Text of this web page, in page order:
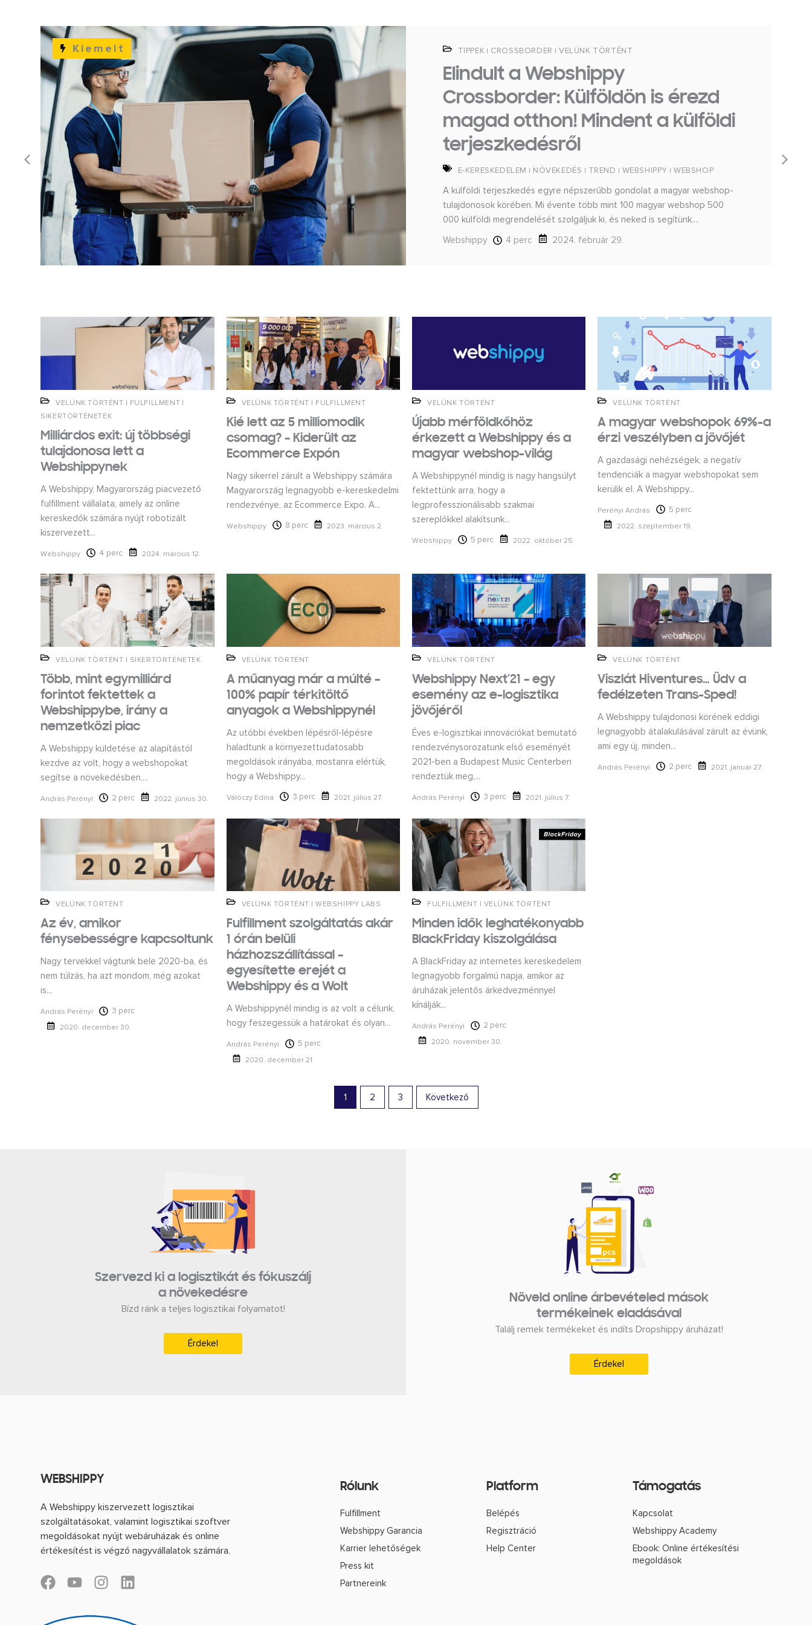
Kiemelt TIPPEK | CROSSBORDER | VELÜNK TÖRTÉNT
Elindult a Webshippy
Crossborder: Külföldön is érezd
magad otthon! Mindent a külföldi
terjeszkedésről
E-KERESKEDELEM | NÖVEKEDÉS | TREND | WEBSHIPPY | WEBSHOP
A külföldi terjeszkedés egyre népszerűbb gondolat a magyar webshop-
tulajdonosok körében. Mi évente több mint 100 magyar webshop 500
000 külföldi megrendelését szolgáljuk ki, és neked is segítünk....
Webshippy
4 perc 2024. február 29.
VELÜNK TÖRTÉNT | FULFILLMENT |
SIKERTÖRTÉNETEK
Milliárdos exit: új többségi
tulajdonosa lett a
Webshippynek
A Webshippy, Magyarország piacvezető
fulfillment vállalata, amely az online
kereskedők számára nyújt robotizált
kiszervezett...
Webshippy 4 perc 2024. március 12.
VELÜNK TÖRTÉNT | FULFILLMENT
Kié lett az 5 milliomodik
csomag? – Kiderült az
Ecommerce Expón
Nagy sikerrel zárult a Webshippy számára
Magyarország legnagyobb e-kereskedelmi
rendezvénye, az Ecommerce Expo. A...
Webshippy 8 perc 2023. március 2.
VELÜNK TÖRTÉNT
Újabb mérföldkőhöz
érkezett a Webshippy és a
magyar webshop-világ
A Webshippynél mindig is nagy hangsúlyt
fektettünk arra, hogy a
legprofesszionálisabb szakmai
szereplőkkel alakítsunk...
Webshippy 5 perc 2022. október 25.
VELÜNK TÖRTÉNT
A magyar webshopok 69%-a
érzi veszélyben a jövőjét
A gazdasági nehézségek, a negatív
tendenciák a magyar webshopokat sem
kerülik el. A Webshippy...
Perényi András 5 perc
2022. szeptember 19.
VELÜNK TÖRTÉNT | SIKERTÖRTÉNETEK
Több, mint egymilliárd
forintot fektettek a
Webshippybe, irány a
nemzetközi piac
A Webshippy küldetése az alapítástól
kezdve az volt, hogy a webshopokat
segítse a növekedésben,...
András Perényi 2 perc 2022. június 30.
VELÜNK TÖRTÉNT
A műanyag már a múlté –
100% papír térkitöltő
anyagok a Webshippynél
Az utóbbi években lépésről-lépésre
haladtunk a környezettudatosabb
megoldások irányába, mostanra elértük,
hogy a Webshippy...
Válóczy Edina 3 perc 2021. július 27.
VELÜNK TÖRTÉNT
Webshippy Next’21 – egy
esemény az e-logisztika
jövőjéről
Éves e-logisztikai innovációkat bemutató
rendezvénysorozatunk első eseményét
2021-ben a Budapest Music Centerben
rendeztük meg,...
András Perényi 3 perc 2021. július 7.
VELÜNK TÖRTÉNT
Viszlát Hiventures… Üdv a
fedélzeten Trans-Sped!
A Webshippy tulajdonosi körének eddigi
legnagyobb átalakulásával zárult az évünk,
ami egy új, minden...
András Perényi 2 perc 2021. január 27.
VELÜNK TÖRTÉNT
Az év, amikor
fénysebességre kapcsoltunk
Nagy tervekkel vágtunk bele 2020-ba, és
nem túlzás, ha azt mondom, még azokat
is...
András Perényi 3 perc
2020. december 30.
VELÜNK TÖRTÉNT | WEBSHIPPY LABS
Fulfillment szolgáltatás akár
1 órán belüli
házhozszállítással –
egyesítette erejét a
Webshippy és a Wolt
A Webshippynél mindig is az volt a célunk,
hogy feszegessük a határokat és olyan...
András Perényi 5 perc
2020. december 21.
FULFILLMENT | VELÜNK TÖRTÉNT
Minden idők leghatékonyabb
BlackFriday kiszolgálása
A BlackFriday az internetes kereskedelem
legnagyobb forgalmú napja, amikor az
áruházak jelentős árkedvezménnyel
kínálják...
András Perényi 2 perc
2020. november 30.
1 2 3 Következő
Szervezd ki a logisztikát és fókuszálj
a növekedésre
Bízd ránk a teljes logisztikai folyamatot!
Érdekel
Növeld online árbevételed mások
termékeinek eladásával
Találj remek termékeket és indíts Dropshippy áruházat!
Érdekel
WEBSHIPPY
A Webshippy kiszervezett logisztikai
szolgáltatásokat, valamint logisztikai szoftver
megoldásokat nyújt webáruházak és online
értékesítést is végző nagyvállalatok számára.
F
Y
u
I
s
L
Rólunk
Fulfillment
Webshippy Garancia
Karrier lehetőségek
Press kit
Partnereink
Platform
Belépés
Regisztráció
Help Center
Támogatás
Kapcsolat
Webshippy Academy
Ebook: Online értékesítési
megoldások